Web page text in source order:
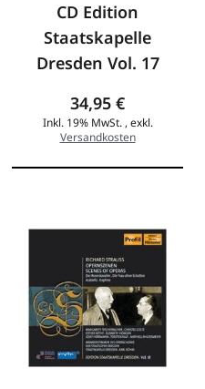
CD Edition
Staatskapelle
Dresden Vol. 17
34,95 €
Inkl. 19% MwSt. , exkl.
Versandkosten